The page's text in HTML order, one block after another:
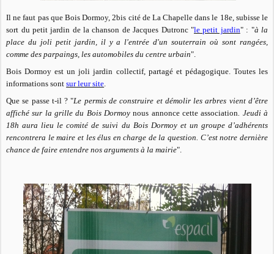
Il ne faut pas que Bois Dormoy, 2bis cité de La Chapelle dans le 18e, subisse le
sort du petit jardin de la chanson de Jacques Dutronc "le petit jardin" : "à la
place du joli petit jardin, il y a l'entrée d'un souterrain où sont rangées,
comme des parpaings, les automobiles du centre urbain".
Bois Dormoy est un joli jardin collectif, partagé et pédagogique. Toutes les
informations sontsur leur site.
Que se passe t-il ? "Le permis de construire et démolir les arbres vient d’être
affiché sur la grille du Bois Dormoynous annonce cette association. Jeudi à
18h aura lieu le comité de suivi du Bois Dormoy et un groupe d’adhérents
rencontrera le maire et les élus en charge de la question. C’est notre dernière
chance de faire entendre nos arguments à la mairie".